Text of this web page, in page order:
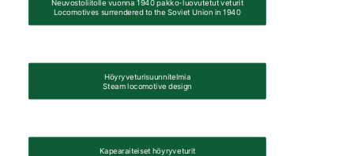
Neuvostoliitolle vuonna 1940 pakko-luovutetut veturit
Locomotives surrendered to the Soviet Union in 1940
Höyryveturisuunnitelmia
Steam locomotive design
Kapearaiteiset höyryveturit